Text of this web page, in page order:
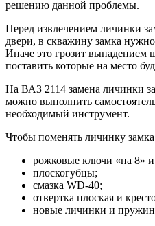
решению данной проблемы.
Перед извлечением личинки
двери, в скважину замка
Иначе это грозит выпадением
поставить которые на место
На ВАЗ 2114 замена личинки
можно выполнить
необходимый инструмент.
Чтобы поменять личинку замка
рожковые ключи «на 8» и
плоскогубцы;
смазка WD-40;
отвертка плоская и
новые личинки и